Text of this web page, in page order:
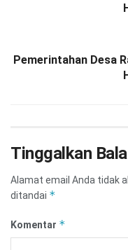
Pemerintahan Desa
Tinggalkan
Alamat email Anda tidak
ditandai *
Komentar *